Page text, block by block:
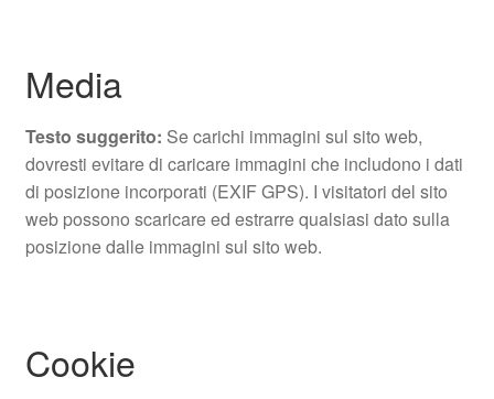
Media
Testo suggerito: Se carichi immagini sul sito web,
dovresti evitare di caricare immagini che includono i dati
di posizione incorporati (EXIF GPS). I visitatori del sito
web possono scaricare ed estrarre qualsiasi dato sulla
posizione dalle immagini sul sito web.
Cookie